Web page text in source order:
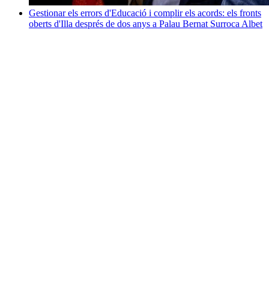
Gestionar els errors d'Educació i complir els acords: els fronts
oberts d'Illa després de dos anys a Palau Bernat Surroca Albet